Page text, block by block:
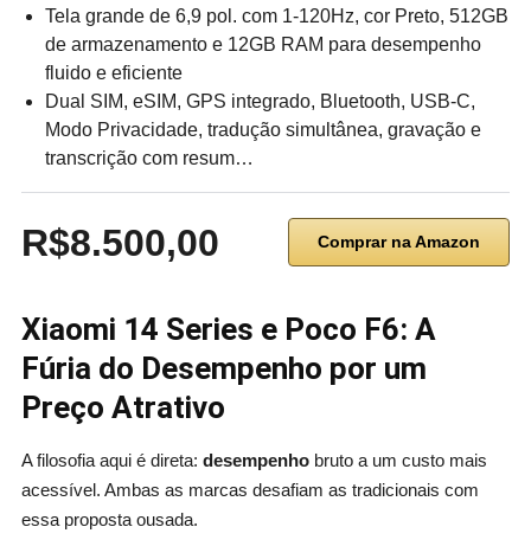
Tela grande de 6,9 pol. com 1-120Hz, cor Preto, 512GB
de armazenamento e 12GB RAM para desempenho
fluido e eficiente
Dual SIM, eSIM, GPS integrado, Bluetooth, USB-C,
Modo Privacidade, tradução simultânea, gravação e
transcrição com resum…
R$8.500,00 Comprar na Amazon
Xiaomi 14 Series e Poco F6: A
Fúria do Desempenho por um
Preço Atrativo
A filosofia aqui é direta: desempenhobruto a um custo mais
acessível. Ambas as marcas desafiam as tradicionais com
essa proposta ousada.